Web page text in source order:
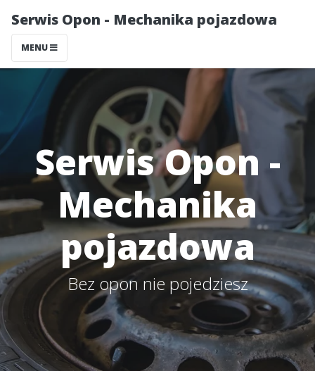
Serwis Opon - Mechanika pojazdowa
MENU
Serwis Opon -
Mechanika
pojazdowa
Bez opon nie pojedziesz